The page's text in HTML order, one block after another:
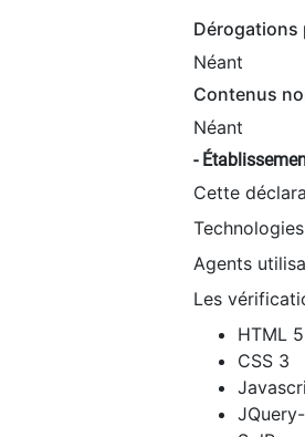
Néant
Contenus
Néant
-
Cette
Agents
Les
HTML 5
CSS 3